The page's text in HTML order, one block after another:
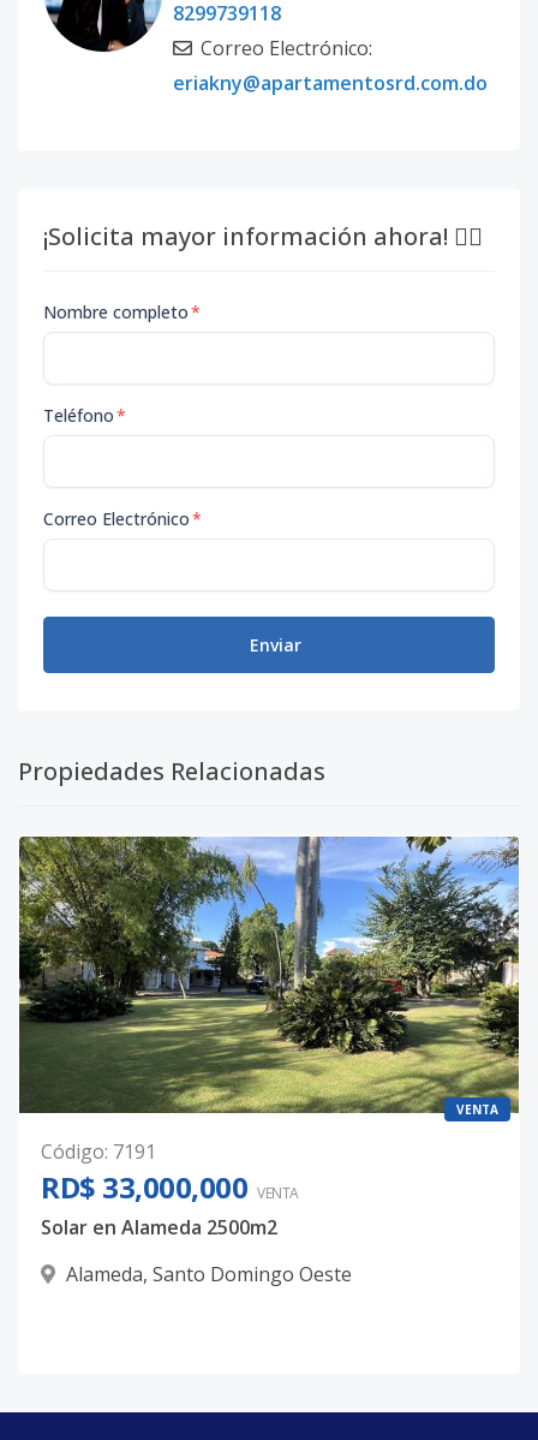
8299739118
Correo Electrónico:
eriakny@apartamentosrd.com.do
¡Solicita mayor información ahora! 👇🏽
Nombre completo*
Teléfono*
Correo Electrónico*
Enviar
Propiedades Relacionadas
VENTA
Código: 7191
RD$ 33,000,000 VENTA
Solar en Alameda 2500m2
Alameda, Santo Domingo Oeste